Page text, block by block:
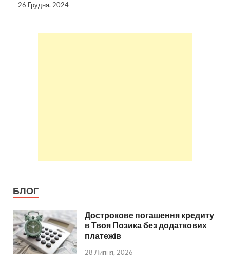
26 Грудня, 2024
БЛОГ
Дострокове погашення кредиту
в Твоя Позика без додаткових
платежів
28 Липня, 2026